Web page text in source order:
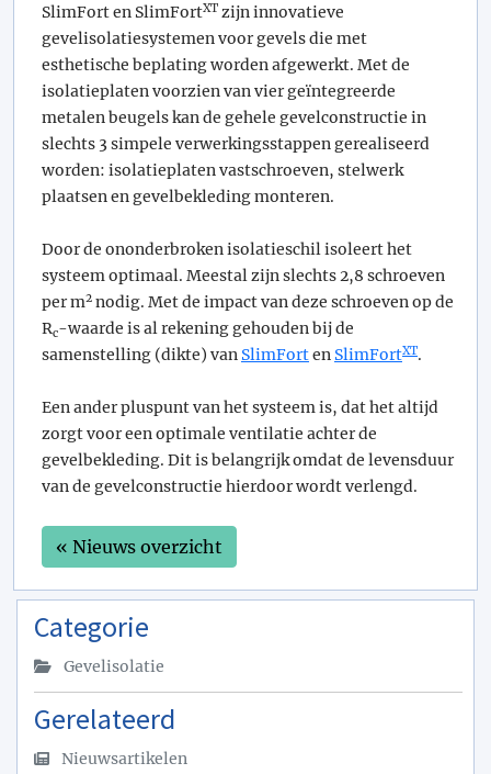
SlimFort en SlimFortXT zijn innovatieve
gevelisolatiesystemen voor gevels die met
esthetische beplating worden afgewerkt. Met de
isolatieplaten voorzien van vier geïntegreerde
metalen beugels kan de gehele gevelconstructie in
slechts 3 simpele verwerkingsstappen gerealiseerd
worden: isolatieplaten vastschroeven, stelwerk
plaatsen en gevelbekleding monteren.
Door de ononderbroken isolatieschil isoleert het
systeem optimaal. Meestal zijn slechts 2,8 schroeven
per m2 nodig. Met de impact van deze schroeven op de
Rc-waarde is al rekening gehouden bij de
samenstelling (dikte) van SlimForten SlimFortXT.
Een ander pluspunt van het systeem is, dat het altijd
zorgt voor een optimale ventilatie achter de
gevelbekleding. Dit is belangrijk omdat de levensduur
van de gevelconstructie hierdoor wordt verlengd.
« Nieuws overzicht
Categorie
Gevelisolatie
Gerelateerd
Nieuwsartikelen